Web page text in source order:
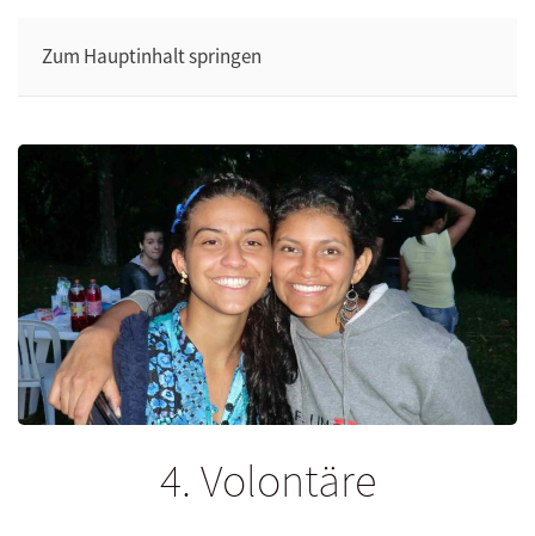
Zum Hauptinhalt springen
4. Volontäre